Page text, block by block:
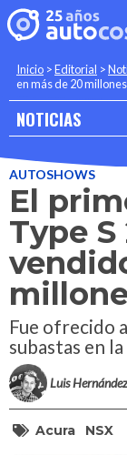
Inicio >Editorial >
en más de 20
NOTICIAS
AUTOSHOWS
El
Type
Fue ofrecido
subastas en
Luis Hernández
Acura NSX